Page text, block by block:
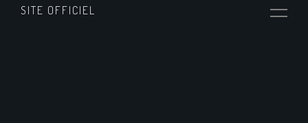
SITE OFFICIEL